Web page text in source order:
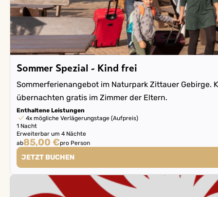
Sommer Spezial - Kind frei
Sommerferienangebot im Naturpark Zittauer Gebirge.
übernachten gratis im Zimmer der Eltern.
Enthaltene Leistungen
4x mögliche Verlägerungstage (Aufpreis)
1 Nacht
Erweiterbar um 4 Nächte
ab85,00 €pro Person
JETZT BUCHEN